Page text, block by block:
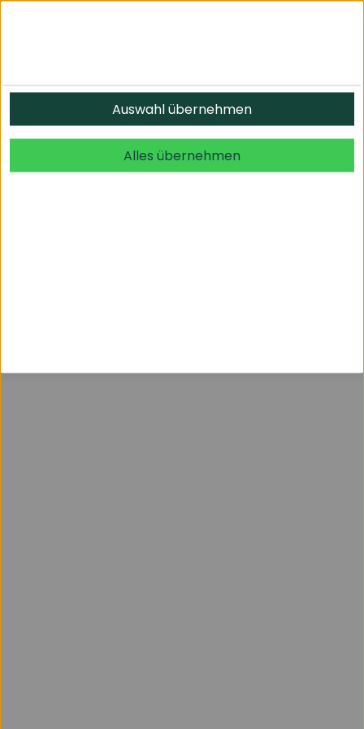
© 2026 undefined. alle Rechte vorbehalten.
Auswahl übernehmen
Alles übernehmen